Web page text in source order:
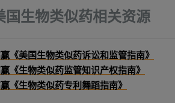
国生物类似药相关资源
《美国生物类似药诉讼和监管指南》
《生物类似药监管知识产权指南》
《生物类似药专利舞蹈指南》